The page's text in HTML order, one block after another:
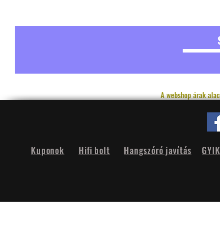
A webshop árak
Hifi bolt
Kuponok Hangszóró javítás GYIK